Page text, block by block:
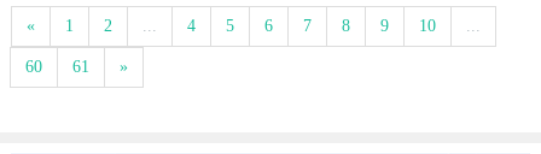
« 1 2 4 5 6 7 8 9 10
60 61 »